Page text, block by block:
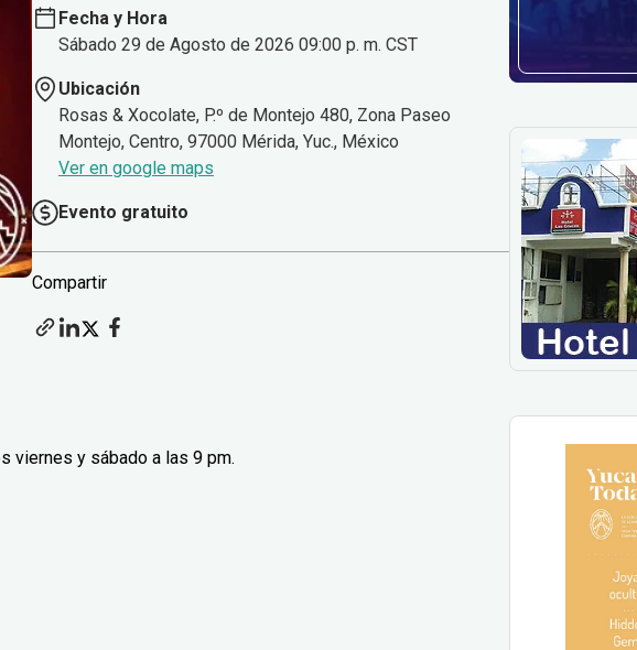
Fecha y Hora
Sábado 29 de Agosto de 2026 09:00 p. m. CST
Ubicación
Rosas & Xocolate, P.º de Montejo 480, Zona Paseo
Montejo, Centro, 97000 Mérida, Yuc., México
Ver en google maps
Evento gratuito
Compartir
viernes y sábado a las 9 pm.